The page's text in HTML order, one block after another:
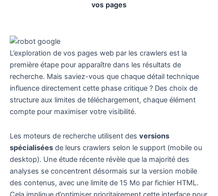
vos pages
L’exploration de vos pages web par les crawlers est la
première étape pour apparaître dans les résultats de
recherche. Mais saviez-vous que chaque détail technique
influence directement cette phase critique ? Des choix de
structure aux limites de téléchargement, chaque élément
compte pour maximiser votre visibilité.
Les moteurs de recherche utilisent des versions
spécialisées de leurs crawlers selon le support (mobile ou
desktop). Une étude récente révèle que la majorité des
analyses se concentrent désormais sur la version mobile
des contenus, avec une limite de 15 Mo par fichier HTML.